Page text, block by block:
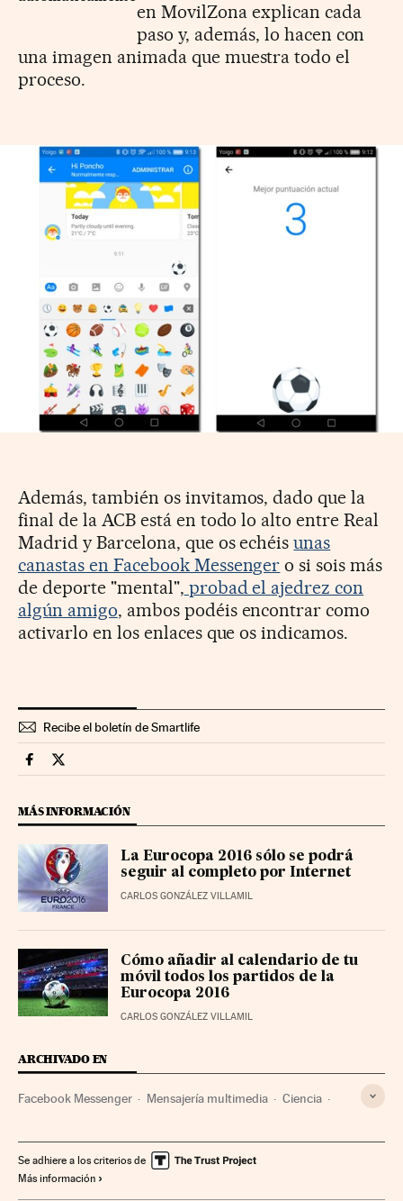
en MovilZona explican cada
paso y, además, lo hacen con
una imagen animada que muestra todo el
proceso.
Además, también os invitamos, dado que la
final de la ACB está en todo lo alto entre Real
Madrid y Barcelona, que os echéisunas
canastas en Facebook Messenger o si sois más
de deporte "mental", probad el ajedrez con
algún amigo, ambos podéis encontrar como
activarlo en los enlaces que os indicamos.
Recibe el boletín de Smartlife
Smartlife Cinco Días en Facebook
Smartlife Cinco Días en Twitter
MÁS INFORMACIÓN
La Eurocopa 2016 sólo se podrá
seguir al completo por Internet
CARLOS GONZÁLEZ VILLAMIL
Cómo añadir al calendario de tu
móvil todos los partidos de la
Eurocopa 2016
CARLOS GONZÁLEZ VILLAMIL
ARCHIVADO EN
Facebook Messenger Mensajería multimedia Ciencia
Telefonía móvil Internet Empresas
Se adhiere a los criterios de
Más información